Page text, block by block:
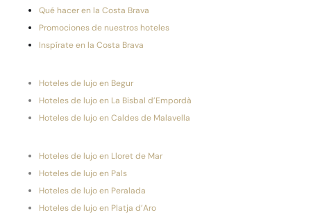
Qué hacer en la Costa Brava
Promociones de nuestros hoteles
Inspírate en la Costa Brava
Hoteles de lujo en Begur
Hoteles de lujo en La Bisbal d’Empordà
Hoteles de lujo en Caldes de Malavella
Hoteles de lujo en Lloret de Mar
Hoteles de lujo en Pals
Hoteles de lujo en Peralada
Hoteles de lujo en Platja d’Aro